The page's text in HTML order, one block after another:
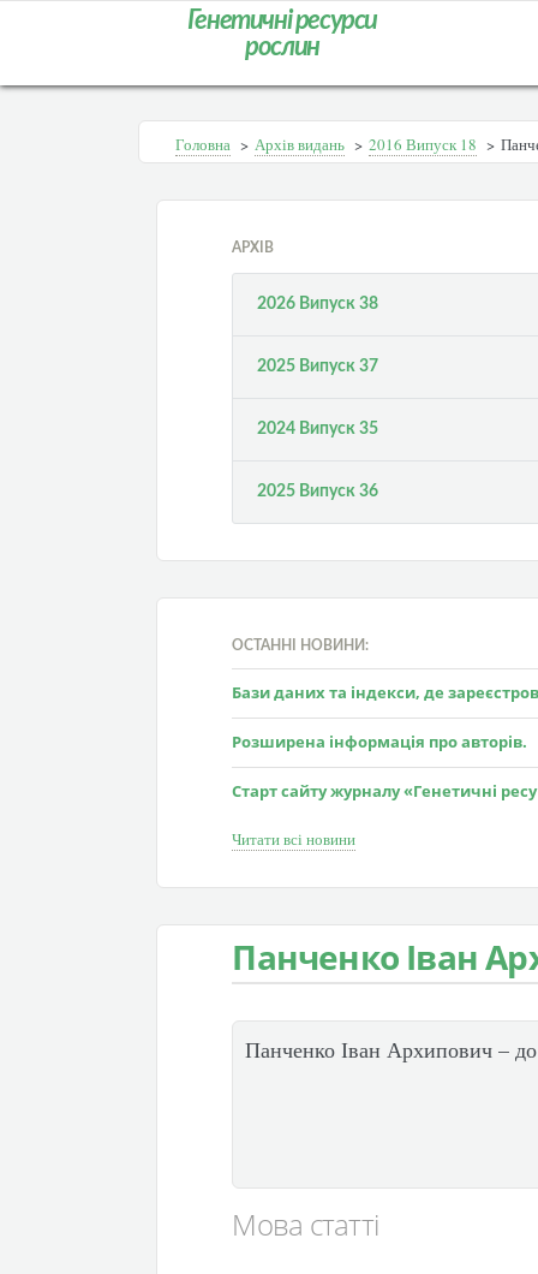
Генетичні ресурси
рослин
Головна > Архів видань > 2016 Випуск 18 >
АРХІВ
2026 Випуск 38
2025 Випуск 37
2024 Випуск 35
2025 Випуск 36
ОСТАННІ НОВИНИ:
Бази даних та індекси, де
Розширена інформація про авторів.
Старт сайту журналу «Генетичні
Читати всі новини
Панченко Іван
Панченко Іван Архипович –
Мова статті